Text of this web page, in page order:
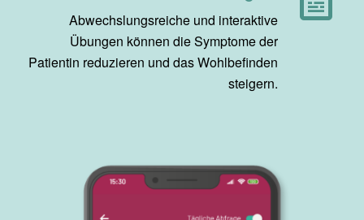
Abwechslungsreiche und interaktive
Übungen können die Symptome der
Patientin reduzieren und das Wohlbefinden
steigern.